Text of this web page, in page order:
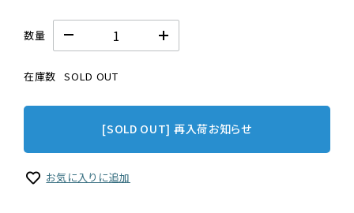
数量
在庫数 SOLD OUT
[SOLD OUT] 再入荷お知らせ
お気に入りに追加